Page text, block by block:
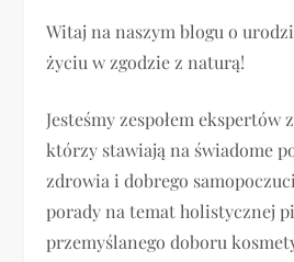
a
c
j
a
w
Witaj na naszym blogu o
życiu w zgodzie z naturą!
Jesteśmy zespołem ekspertów
którzy stawiają na świadome
zdrowia i dobrego
porady na temat holistycznej
przemyślanego doboru